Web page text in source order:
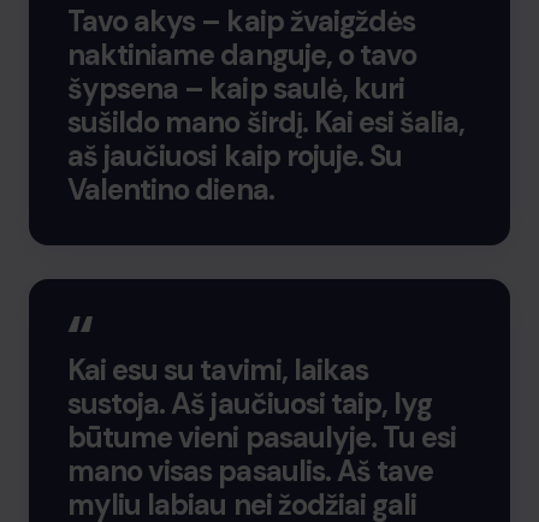
Tavo akys – kaip žvaigždės
naktiniame danguje, o tavo
šypsena – kaip saulė, kuri
sušildo mano širdį. Kai esi šalia,
aš jaučiuosi kaip rojuje. Su
Valentino diena.
Kai esu su tavimi, laikas
sustoja. Aš jaučiuosi taip, lyg
būtume vieni pasaulyje. Tu esi
mano visas pasaulis. Aš tave
myliu labiau nei žodžiai gali